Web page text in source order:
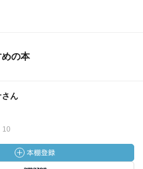
の本
さん
10